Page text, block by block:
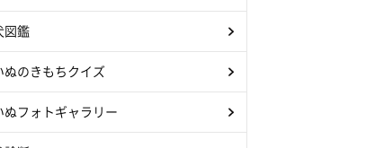
図鑑
ぬのきもちクイズ
ぬフォトギャラリー